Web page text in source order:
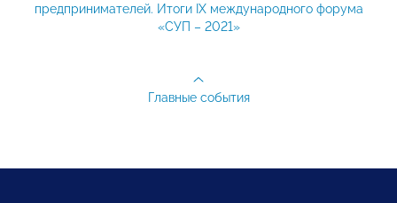
предпринимателей. Итоги IX международного форума
«СУП – 2021»
Главные события